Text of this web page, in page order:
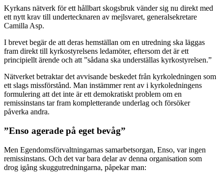
Kyrkans nätverk för ett hållbart skogsbruk vänder sig nu direkt med
ett nytt krav till undertecknaren av mejlsvaret, generalsekretare
Camilla Asp.
I brevet begär de att deras hemställan om en utredning ska läggas
fram direkt till kyrkostyrelsens ledamöter, eftersom det är ett
principiellt ärende och att ”sådana ska underställas kyrkostyrelsen.”
Nätverket betraktar det avvisande beskedet från kyrkoledningen som
ett slags missförstånd. Man instämmer rent av i kyrkoledningens
formulering att det inte är ett demokratiskt problem om en
remissinstans tar fram kompletterande underlag och försöker
påverka andra.
”Enso agerade på eget bevåg”
Men Egendomsförvaltningarnas samarbetsorgan, Enso, var ingen
remissinstans. Och det var bara delar av denna organisation som
drog igång skuggutredningarna, påpekar man: